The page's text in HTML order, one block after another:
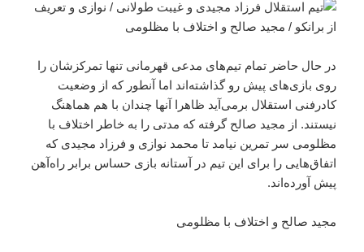
در حال حاضر تمام تیم‌های مدعی قهرمانی تنها تمرکزشان را
روی بازی‌های پیش رو گذاشته‌اند اما آنطور که از وضعیت
کادرفنی استقلال برمی‌آید ظاهرا آنها چندان با هم هماهنگ
نیستند. از مجید صالح گرفته که مدتی را به خاطر اختلاف با
مظلومی سر تمرین نیامد تا محمد نوازی و فرزاد مجیدی که
اتفاق‌هایی را برای این تیم در آستانه بازی حساس برابر راه‌آهن
پیش آورده‌اند.
مجید صالح و اختلاف با مظلومی